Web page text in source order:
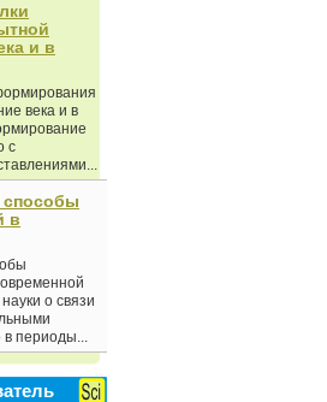
и в
века и в
с
в
о связи
в периоды...